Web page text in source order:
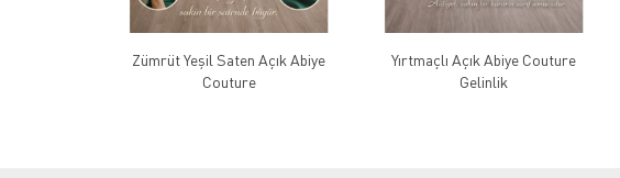
Zümrüt Yeşil Saten Açık Abiye
Couture
Yırtmaçlı Açık Abiye Couture
Gelinlik